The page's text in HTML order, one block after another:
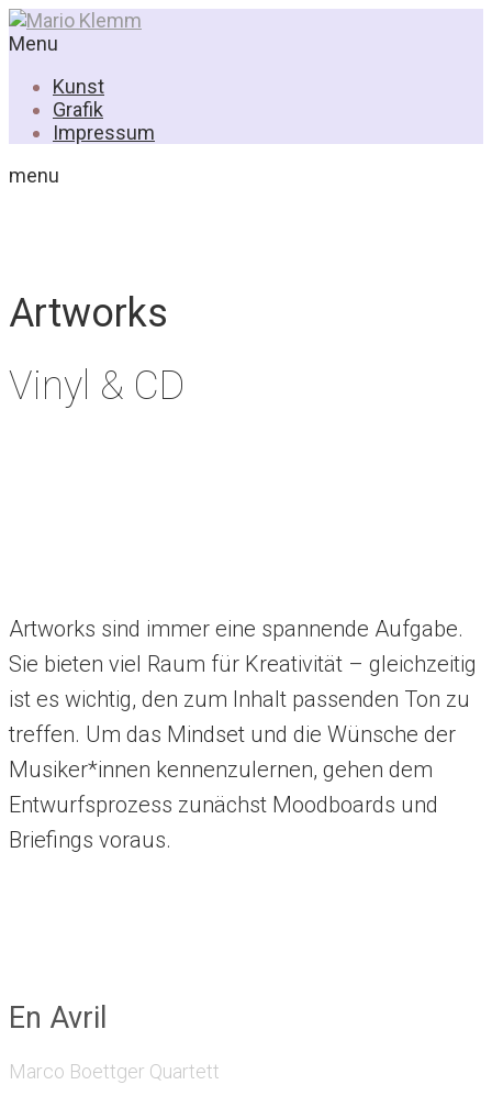
Menu
Kunst
Grafik
Impressum
menu
Artworks
Vinyl & CD
Artworks sind immer eine spannende Aufgabe.
Sie bieten viel Raum für Kreativität – gleichzeitig
ist es wichtig, den zum Inhalt passenden Ton zu
treffen. Um das Mindset und die Wünsche der
Musiker*innen kennenzulernen, gehen dem
Entwurfsprozess zunächst Moodboards und
Briefings voraus.
En Avril
Marco Boettger Quartett